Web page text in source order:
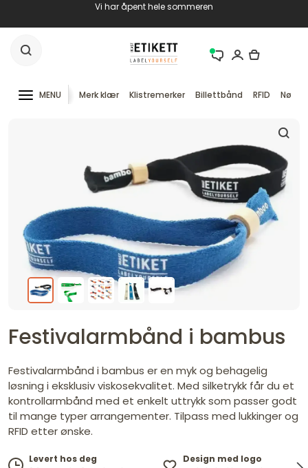
Vi har åpent hele sommeren
MENU Merk klær Klistremerker Billettbånd RFID
Festivalarmbånd i bambus
Festivalarmbånd i bambus er en myk og behagelig
løsning i eksklusiv viskosekvalitet. Med silketrykk får du et
kontrollarmbånd med et enkelt uttrykk som passer godt
til mange typer arrangementer. Tilpass med lukkinger og
RFID etter ønske.
Levert hos deg
Design med logo